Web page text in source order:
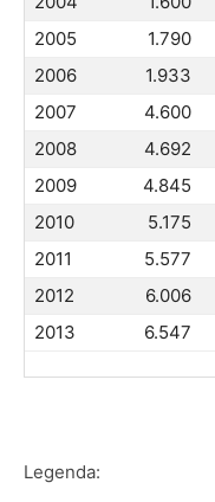
2005
1.790
2006
1.933
2007
4.600
2008
4.692
2009
4.845
2010
5.175
2011
5.577
2012
6.006
2013
6.547
Legenda: